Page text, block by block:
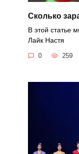
Сколько
В этой статье
Лайк Настя
0 259